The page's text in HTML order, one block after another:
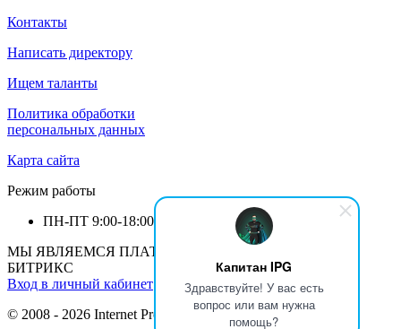
Капитан IPG
Здравствуйте! У вас есть
вопрос или вам нужна
помощь?
Контакты
Написать директору
Ищем таланты
Политика обработки
персональных данных
Карта сайта
Режим работы
ПН-ПТ 9:00-18:00
МЫ ЯВЛЯЕМСЯ ПЛАТИНОВЫМ ПАРТНЕРОМ 1С-
БИТРИКС
Вход в личный кабинет
© 2008 - 2026 Internet Production Group (реквизиты